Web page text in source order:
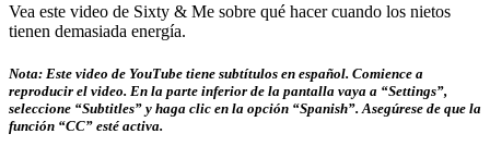
Vea este video de Sixty & Me sobre qué hacer cuando los nietos
tienen demasiada energía.
Nota: Este video de YouTube tiene subtítulos en español. Comience a
reproducir el video. En la parte inferior de la pantalla vaya a “Settings”,
seleccione “Subtitles” y haga clic en la opción “Spanish”. Asegúrese de que la
función “CC” esté activa.